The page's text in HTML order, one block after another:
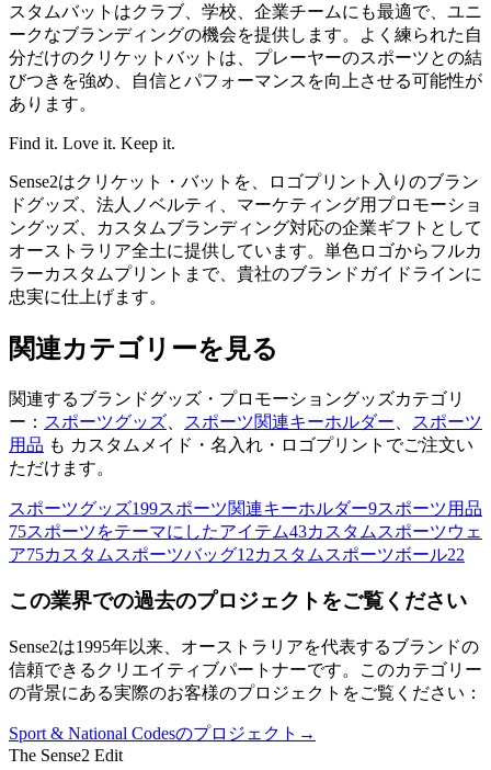
スタムバットはクラブ、学校、企業チームにも最適で、ユニ
ークなブランディングの機会を提供します。よく練られた自
分だけのクリケットバットは、プレーヤーのスポーツとの結
びつきを強め、自信とパフォーマンスを向上させる可能性が
あります。
Find it. Love it. Keep it.
Sense2はクリケット・バットを、ロゴプリント入りのブラン
ドグッズ、法人ノベルティ、マーケティング用プロモーショ
ングッズ、カスタムブランディング対応の企業ギフトとして
オーストラリア全土に提供しています。単色ロゴからフルカ
ラーカスタムプリントまで、貴社のブランドガイドラインに
忠実に仕上げます。
関連カテゴリーを見る
関連するブランドグッズ・プロモーショングッズカテゴリ
ー： スポーツグッズ スポーツ関連キーホルダー
スポーツ
用品 も カスタムメイド・名入れ・ロゴプリントでご注文い
ただけます。
スポーツグッズ199スポーツ関連キーホルダー9スポーツ用品
75スポーツをテーマにしたアイテム43カスタムスポーツウェ
ア75カスタムスポーツバッグ12カスタムスポーツボール22
この業界での過去のプロジェクトをご覧ください
Sense2は1995年以来、オーストラリアを代表するブランドの
信頼できるクリエイティブパートナーです。このカテゴリー
の背景にある実際のお客様のプロジェクトをご覧ください：
Sport & National Codesのプロジェクト →
The Sense2 Edit